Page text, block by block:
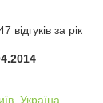
відгуків за рік
Україна